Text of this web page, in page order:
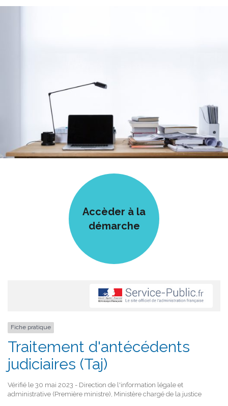
Accèder à la
démarche
Fiche pratique
Traitement d'antécédents
judiciaires (Taj)
Vérifié le 30 mai 2023 - Direction de l'information légale et
administrative (Première ministre), Ministère chargé de la justice